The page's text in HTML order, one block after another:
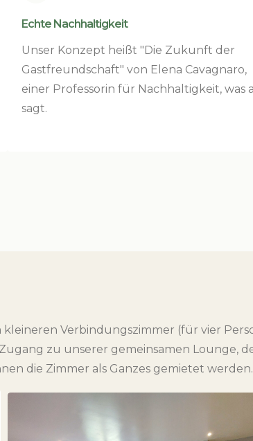
Echte Nachhaltigkeit
Unser Konzept heißt "Die Zukunft der
Gastfreundschaft" von Elena Cavagnaro,
einer Professorin für Nachhaltigkeit, was
sagt.
Verbindungszimmer (für vier
zu unserer gemeinsamen Lounge,
die Zimmer als Ganzes gemietet